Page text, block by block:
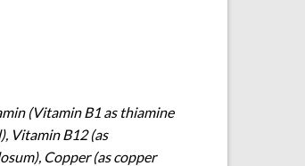
(Vitamin B1 as thiamine
Vitamin B12 (as
Copper (as copper